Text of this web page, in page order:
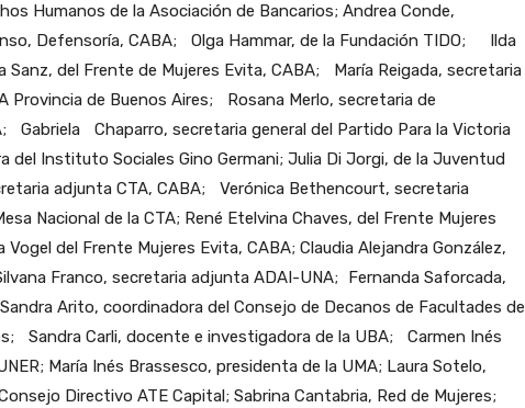
Humanos de la Asociación de Bancarios; Andrea Conde,
Defensoría, CABA; Olga Hammar, de la Fundación TIDO; Ilda
del Frente de Mujeres Evita, CABA; María Reigada, secretaria
Provincia de Buenos Aires; Rosana Merlo, secretaria de
Gabriela Chaparro, secretaria general del Partido Para la Victoria
del Instituto Sociales Gino Germani; Julia Di Jorgi, de la Juventud
adjunta CTA, CABA; Verónica Bethencourt, secretaria
Nacional de la CTA; René Etelvina Chaves, del Frente Mujeres
del Frente Mujeres Evita, CABA; Claudia Alejandra González,
Franco, secretaria adjunta ADAI-UNA; Fernanda Saforcada,
Arito, coordinadora del Consejo de Decanos de Facultades de
Sandra Carli, docente e investigadora de la UBA; Carmen Inés
María Inés Brassesco, presidenta de la UMA; Laura Sotelo,
Directivo ATE Capital; Sabrina Cantabria, Red de Mujeres;